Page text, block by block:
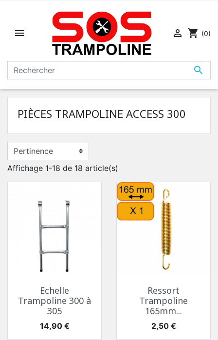


 shopping_cart (0)
PIÈCES TRAMPOLINE ACCESS 300
Affichage 1-18 de 18 article(s)
Echelle
Trampoline 300 à
305
Prix
14,90 €
Ressort
Trampoline
165mm...
Prix
2,50 €